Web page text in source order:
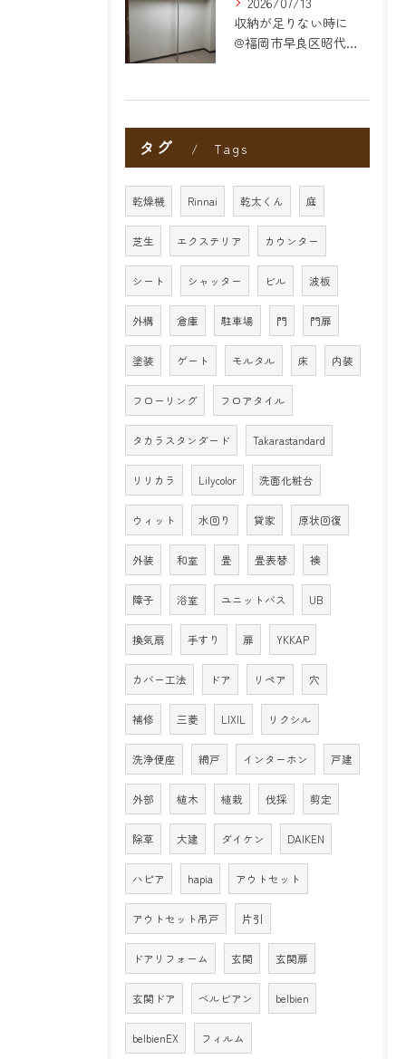
収納が足りない時に
@福岡市早良区昭代のリフォーム
タグ Tags
乾燥機 Rinnai 乾太くん 庭
芝生 エクステリア カウンター
シート シャッター ビル 波板
外構 倉庫 駐車場 門 門扉
塗装 ゲート モルタル 床 内装
フローリング フロアタイル
タカラスタンダード Takarastandard
リリカラ Lilycolor 洗面化粧台
ウィット 水回り 貸家 原状回復
外装 和室 畳 畳表替 襖
障子 浴室 ユニットバス UB
換気扇 手すり 扉 YKKAP
カバー工法 ドア リペア 穴
補修 三菱 LIXIL リクシル
洗浄便座 網戸 インターホン 戸建
外部 植木 植栽 伐採 剪定
除草 大建 ダイケン DAIKEN
ハピア hapia アウトセット
アウトセット吊戸 片引
ドアリフォーム 玄関 玄関扉
玄関ドア ベルビアン belbien
belbienEX フィルム